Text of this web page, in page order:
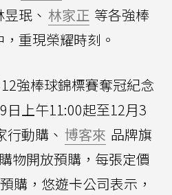
珉、 林家正 等各強棒
重現榮耀時刻。
12強棒球錦標賽奪冠紀念
日上午11:00起至12月3
行動購、 博客來 品牌旗
物開放預購，每張定價
購，悠遊卡公司表示，